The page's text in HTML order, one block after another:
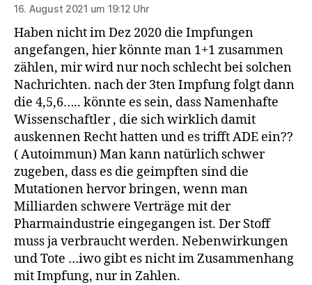
16. August 2021 um 19:12 Uhr
Haben nicht im Dez 2020 die Impfungen
angefangen, hier könnte man 1+1 zusammen
zählen, mir wird nur noch schlecht bei solchen
Nachrichten. nach der 3ten Impfung folgt dann
die 4,5,6….. könnte es sein, dass Namenhafte
Wissenschaftler , die sich wirklich damit
auskennen Recht hatten und es trifft ADE ein??
( Autoimmun) Man kann natürlich schwer
zugeben, dass es die geimpften sind die
Mutationen hervor bringen, wenn man
Milliarden schwere Verträge mit der
Pharmaindustrie eingegangen ist. Der Stoff
muss ja verbraucht werden. Nebenwirkungen
und Tote …iwo gibt es nicht im Zusammenhang
mit Impfung, nur in Zahlen.